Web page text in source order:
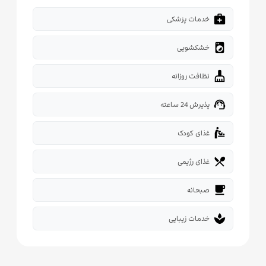
medical_services خدمات پزشکی
local_laundry_service خشکشویی
cleaning_services نظافت روزانه
support_agent پذیرش 24 ساعته
baby_changing_station غذای کودک
restaurant_menu غذای رژیمی
free_breakfast صبحانه
spa خدمات زیبایی